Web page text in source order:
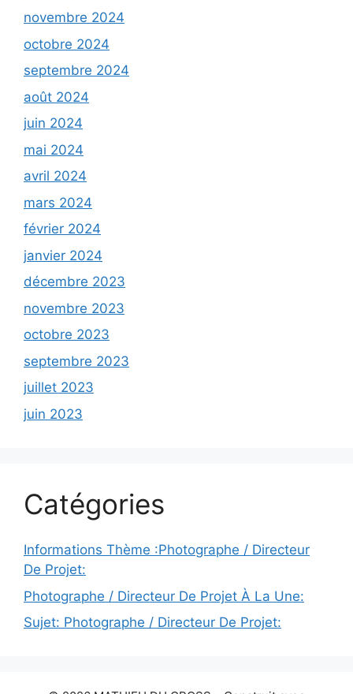
novembre 2024
octobre 2024
septembre 2024
août 2024
juin 2024
mai 2024
avril 2024
mars 2024
février 2024
janvier 2024
décembre 2023
novembre 2023
octobre 2023
septembre 2023
juillet 2023
juin 2023
Catégories
Informations Thème :Photographe / Directeur
De Projet:
Photographe / Directeur De Projet À La Une:
Sujet: Photographe / Directeur De Projet: